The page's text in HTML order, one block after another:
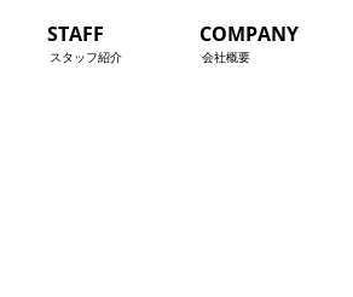
STAFF
スタッフ紹介
COMPANY
会社概要